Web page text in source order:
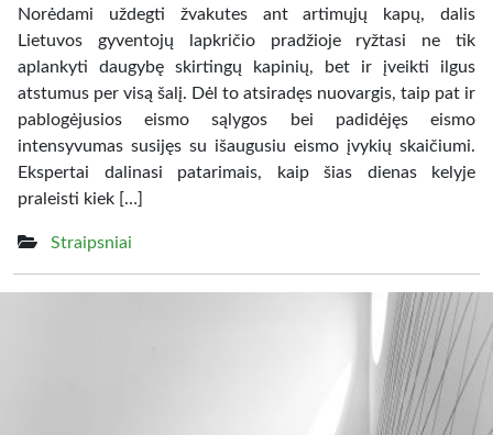
Norėdami uždegti žvakutes ant artimųjų kapų, dalis
Lietuvos gyventojų lapkričio pradžioje ryžtasi ne tik
aplankyti daugybę skirtingų kapinių, bet ir įveikti ilgus
atstumus per visą šalį. Dėl to atsiradęs nuovargis, taip pat ir
pablogėjusios eismo sąlygos bei padidėjęs eismo
intensyvumas susijęs su išaugusiu eismo įvykių skaičiumi.
Ekspertai dalinasi patarimais, kaip šias dienas kelyje
praleisti kiek […]
Straipsniai